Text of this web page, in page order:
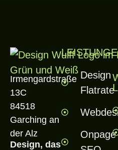
Irmengardstraße
13C
84518
Garching an
der Alz
Design, das
Design
Flatrate
Onpage